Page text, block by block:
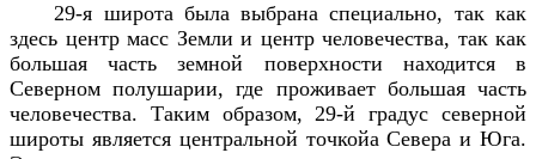
29-я широта была выбрана специально, так как
здесь центр масс Земли и центр человечества, так как
большая часть земной поверхности находится в
Северном полушарии, где проживает большая часть
человечества. Таким образом, 29-й градус северной
широты является центральной точкойа Севера и Юга.